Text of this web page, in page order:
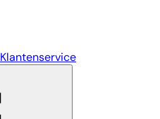
Klantenservice